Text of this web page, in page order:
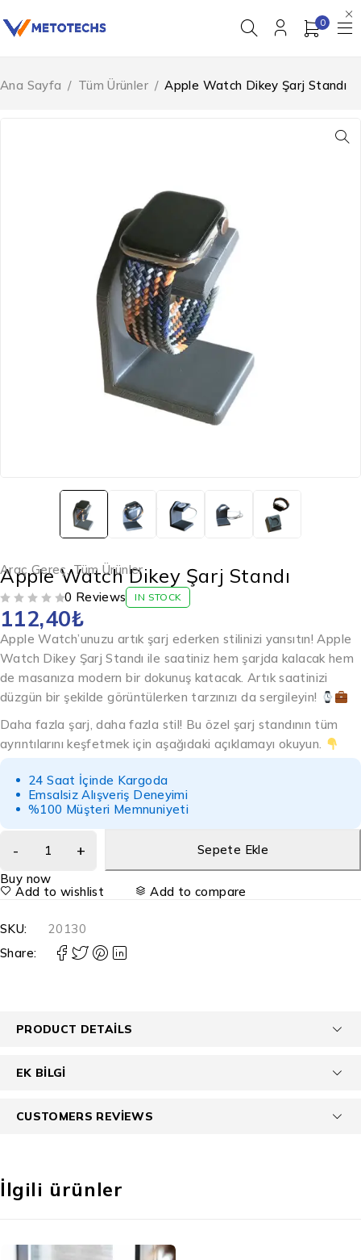
0
Ana Sayfa / Tüm Ürünler / Apple Watch Dikey Şarj Standı
Araç Gereç,Tüm Ürünler
Apple Watch Dikey Şarj Standı
0 Reviews IN STOCK
112,40₺
Apple Watch’unuzu artık şarj ederken stilinizi yansıtın! Apple
Watch Dikey Şarj Standı ile saatiniz hem şarjda kalacak hem
de masanıza modern bir dokunuş katacak. Artık saatinizi
düzgün bir şekilde görüntülerken tarzınızı da sergileyin!
Daha fazla şarj, daha fazla stil! Bu özel şarj standının tüm
ayrıntılarını keşfetmek için aşağıdaki açıklamayı okuyun.
24 Saat İçinde Kargoda
Emsalsiz Alışveriş Deneyimi
%100 Müşteri Memnuniyeti
Sepete Ekle
Buy now
Add to wishlist
Add to compare
SKU:
20130
Share:
PRODUCT DETAILS
EK BILGI
CUSTOMERS REVIEWS
İlgili ürünler